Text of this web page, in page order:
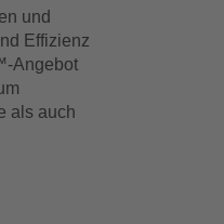
und
Effizienz
Angebot
als auch